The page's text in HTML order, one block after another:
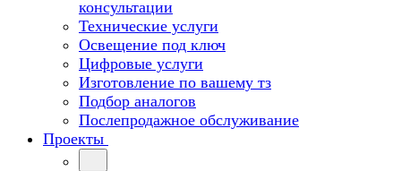
консультации
Технические услуги
Освещение под ключ
Цифровые услуги
Изготовление по вашему тз
Подбор аналогов
Послепродажное обслуживание
Проекты